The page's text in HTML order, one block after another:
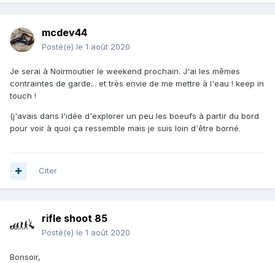
mcdev44
Posté(e) le 1 août 2020
Je serai à Noirmoutier le weekend prochain. J'ai les mêmes
contraintes de garde... et très envie de me mettre à l'eau ! keep in
touch !
(j'avais dans l'idée d'explorer un peu les boeufs à partir du bord
pour voir à quoi ça ressemble mais je suis loin d'être borné.
Citer
rifle shoot 85
Posté(e) le 1 août 2020
Bonsoir,